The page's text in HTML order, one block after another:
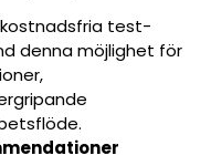
test-
denna möjlighet för